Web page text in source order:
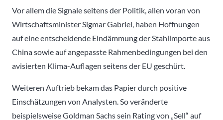
Vor allem die Signale seitens der Politik, allen voran von
Wirtschaftsminister Sigmar Gabriel, haben Hoffnungen
auf eine entscheidende Eindämmung der Stahlimporte aus
China sowie auf angepasste Rahmenbedingungen bei den
avisierten Klima-Auflagen seitens der EU geschürt.
Weiteren Auftrieb bekam das Papier durch positive
Einschätzungen von Analysten. So veränderte
beispielsweise Goldman Sachs sein Rating von „Sell“ auf